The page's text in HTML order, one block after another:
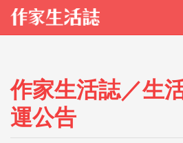
作家生活誌／生
運公告